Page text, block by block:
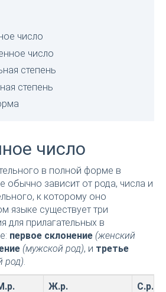
число
число
степень
степень
число
в полной форме в
обычно зависит от рода, числа и
к которому оно
языке существует три
для прилагательных в
первое склонение (женский
(мужской род), и третье
род).
Ж.р. С.р.